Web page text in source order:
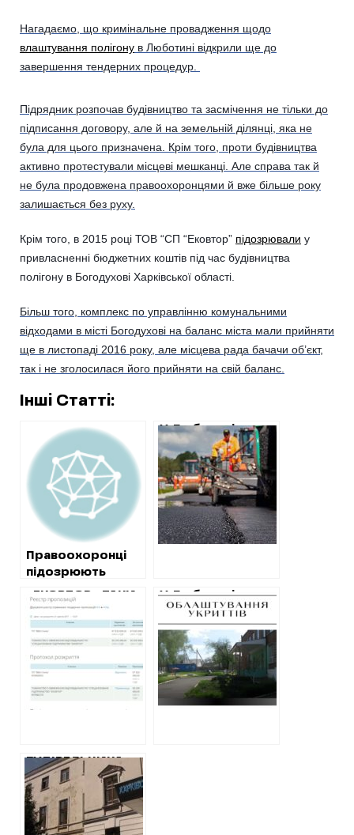
Нагадаємо, що кримінальне провадження щодо
влаштування полігону в Люботині відкрили ще до
завершення тендерних процедур.
Підрядник розпочав будівництво та засмічення не тільки до
підписання договору, але й на земельній ділянці, яка не
була для цього призначена. Крім того, проти будівництва
активно протестували місцеві мешканці. Але справа так й
не була продовжена правоохоронцями й вже більше року
залишається без руху.
Крім того, в 2015 році ТОВ “СП “Ековтор” підозрювали у
привласненні бюджетних коштів під час будівництва
полігону в Богодухові Харківської області.
Більш того, комплекс по управлінню комунальними
відходами в місті Богодухові на баланс міста мали прийняти
ще в листопаді 2016 року, але місцева рада бачачи об’єкт,
так і не зголосилася його прийняти на свій баланс.
Інші Статті:
Правоохоронці
підозрюють
приватників у
виведенні коштів
на будівництво
полігону
У Люботині
збираються
витратити 11
мільйонів на
ремонт доріг
«ЕКОВТОР» ТАКИ
ОТРИМАВ УГОДУ
НА БУДІВНИЦТВО
ПОЛІГОНУ ПІД
ВОВЧАНСЬКОМ.
ВАРТІСТЬ ДЕЯКИХ
ТОВАРІВ
ЗАВИЩЕНА
У Люботині
готуються
відремонтувати
два укриття у
закладах освіти
за завищеними
цінами
БУДІВЕЛЬНИКА
ПОЛІГОНІВ У
БОГОДУХОВІ ТА
ЛЮБОТИНІ
ПІДОЗРЮЮТЬ У